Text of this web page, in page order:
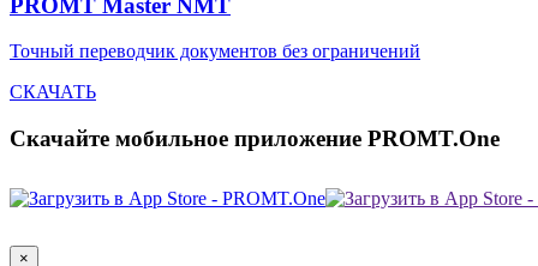
PROMT Master NMT
Точный переводчик документов без ограничений
СКАЧАТЬ
Скачайте мобильное приложение PROMT.One
×